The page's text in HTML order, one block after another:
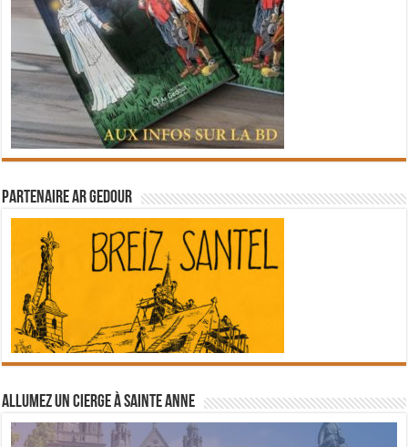
Partenaire Ar Gedour
Allumez un cierge à Sainte Anne